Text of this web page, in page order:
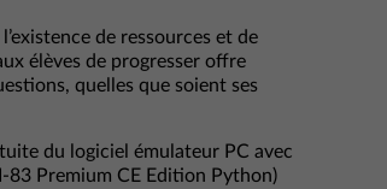
de ressources et de
élèves de progresser offre
quelles que soient ses
du logiciel émulateur PC avec
83 Premium CE Edition Python)